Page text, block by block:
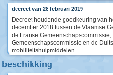
decreet van 28 februari 2019
Decreet houdende goedkeuring van
december 2018 tussen de Vlaamse
de Franse
Gemeenschapscommissie en de
mobiliteitshulpmiddelen
beschikking